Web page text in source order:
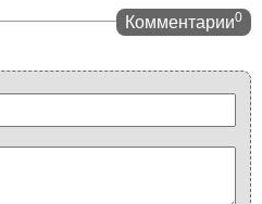
Комментарии0